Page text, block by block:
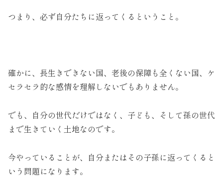
つまり、必ず自分たちに返ってくるということ。
確かに、長生きできない国、老後の保障も全くない国、ケ
セラセラ的な感情を理解しないでもありません。
でも、自分の世代だけではなく、子ども、そして孫の世代
まで生きていく土地なのです。
今やっていることが、自分またはその子孫に返ってくると
いう問題になります。